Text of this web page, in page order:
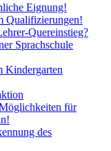
Eignung!
Qualifizierungen!
Quereinstieg?
Sprachschule
Kindergarten
für
des